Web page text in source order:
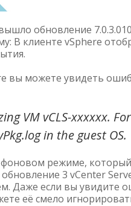
обновление
В клиенте vSphere
вы можете увидеть
VM vCLS-xxxxxx.
in the guest OS.
режиме,
3 vCenter
Даже если вы увидите
её смело